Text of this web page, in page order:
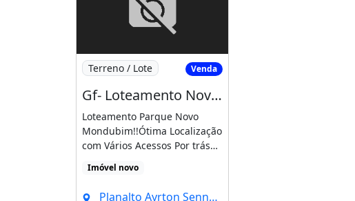
Imagem: Gf- Loteamento Novo Mondubim no José
Terreno / Lote Venda
Gf- Loteamento Novo Mondubim no José Walter, Próximo a Curva da Viúva!
Loteamento Parque Novo
Mondubim!!Ótima Localização
com Vários Acessos Por trás
Imóvel novo
Planalto Ayrton Senna, Fortaleza - CE